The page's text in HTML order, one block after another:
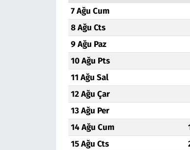
7 Ağu Cum
8 Ağu Cts
9 Ağu Paz
10 Ağu Pts
11 Ağu Sal
12 Ağu Çar
13 Ağu Per
14 Ağu Cum
15 Ağu Cts
Süleymanpaşa